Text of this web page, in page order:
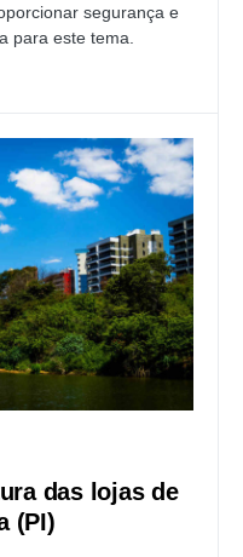
segurança e
para este tema.
das lojas de
(PI)